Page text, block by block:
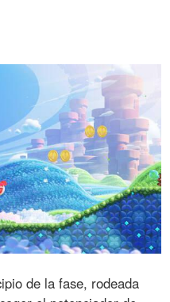
de la fase, rodeada